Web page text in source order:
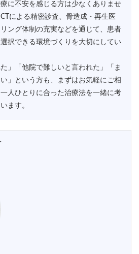
に不安を感じる方は少なくありませ
による精密診査、骨造成・再生医
ング体制の充実などを通じて、患者
択できる環境づくりを大切にしてい
」「他院で難しいと言われた」「ま
」という方も、まずはお気軽にご相
人ひとりに合った治療法を一緒に考
ます。